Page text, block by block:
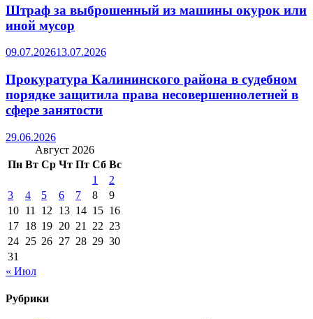
Штраф за выброшенный из машины окурок или
иной мусор
09.07.202613.07.2026
Прокуратура Калининского района в судебном
порядке защитила права несовершеннолетней в
сфере занятости
29.06.2026
Август 2026
Пн Вт Ср Чт Пт Сб Вс
1
2
3
4 5 6 7 8
9
10 11 12 13 14 15 16
17 18 19 20 21 22 23
24 25 26 27 28 29 30
31
« Июл
Рубрики